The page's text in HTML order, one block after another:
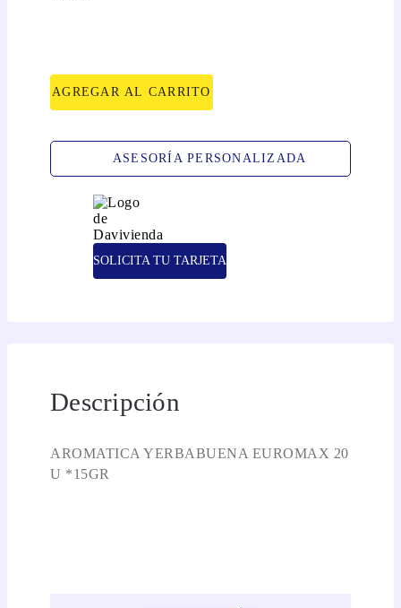
AGREGAR AL CARRITO
ASESORÍA PERSONALIZADA
SOLICITA TU TARJETA
Descripción
AROMATICA YERBABUENA EUROMAX 20
U *15GR